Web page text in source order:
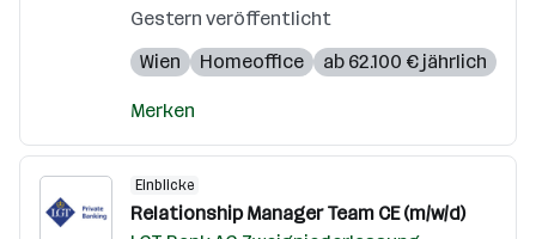
Gestern veröffentlicht
Wien
Homeoffice ab 62.100 € jährlich
Merken
Einblicke
Relationship Manager Team CE (m/w/d)